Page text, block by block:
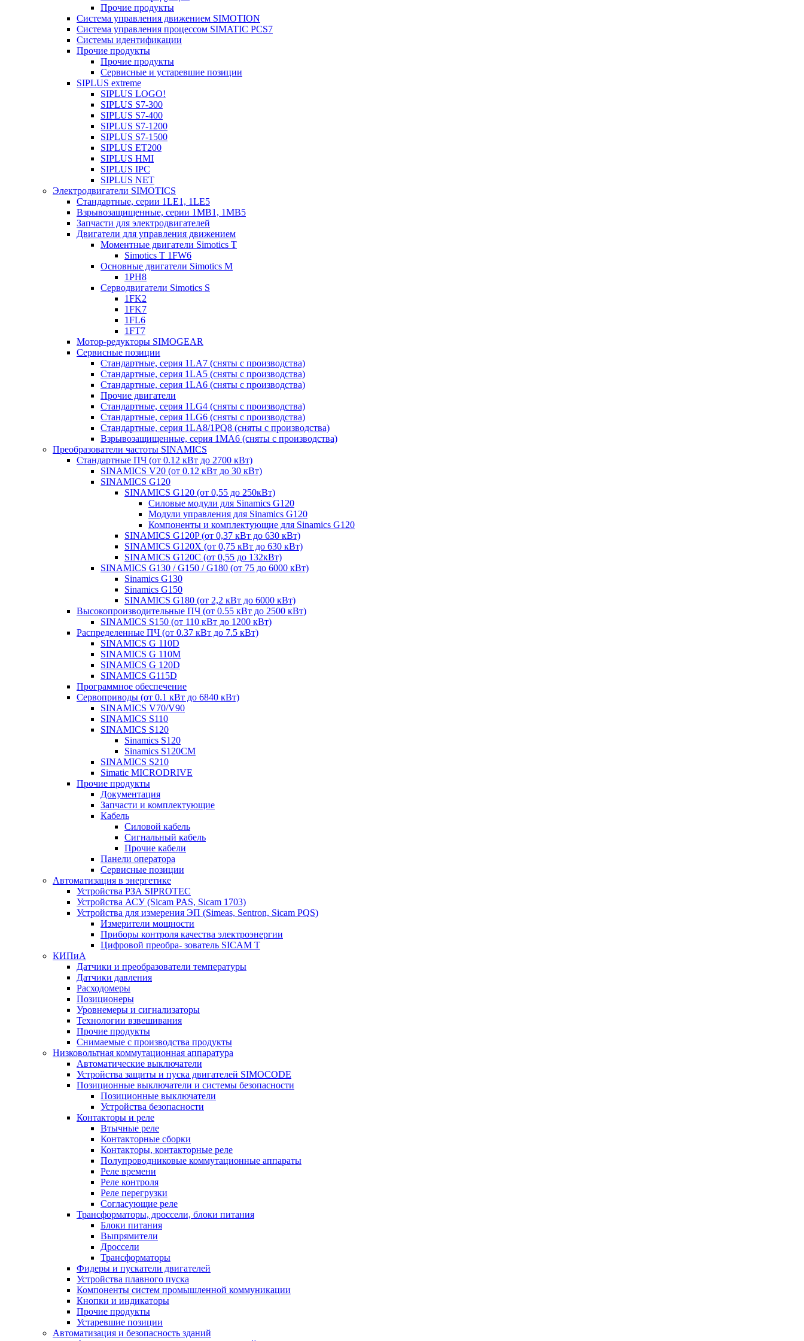
Прочие продукты
Система управления движением SIMOTION
Система управления процессом SIMATIC PCS7
Системы идентификации
Прочие продукты
Прочие продукты
Сервисные и устаревшие позиции
SIPLUS extreme
SIPLUS LOGO!
SIPLUS S7-300
SIPLUS S7-400
SIPLUS S7-1200
SIPLUS S7-1500
SIPLUS ET200
SIPLUS HMI
SIPLUS IPC
SIPLUS NET
Электродвигатели SIMOTICS
Стандартные, серии 1LE1, 1LE5
Взрывозащищенные, серии 1MB1, 1MB5
Запчасти для электродвигателей
Двигатели для управления движением
Моментные двигатели Simotics T
Simotics T 1FW6
Основные двигатели Simotics M
1PH8
Серводвигатели Simotics S
1FK2
1FK7
1FL6
1FT7
Мотор-редукторы SIMOGEAR
Сервисные позиции
Стандартные, серия 1LA7 (сняты с производства)
Стандартные, серия 1LA5 (сняты с производства)
Стандартные, серия 1LA6 (сняты с производства)
Прочие двигатели
Стандартные, серия 1LG4 (сняты с производства)
Стандартные, серия 1LG6 (сняты с производства)
Стандартные, серия 1LA8/1PQ8 (сняты с производства)
Взрывозащищенные, серия 1MA6 (сняты с производства)
Преобразователи частоты SINAMICS
Стандартные ПЧ (от 0.12 кВт до 2700 кВт)
SINAMICS V20 (от 0.12 кВт до 30 кВт)
SINAMICS G120
SINAMICS G120 (от 0,55 до 250кВт)
Силовые модули для Sinamics G120
Модули управления для Sinamics G120
Компоненты и комплектующие для Sinamics G120
SINAMICS G120P (от 0,37 кВт до 630 кВт)
SINAMICS G120X (от 0,75 кВт до 630 кВт)
SINAMICS G120C (от 0,55 до 132кВт)
SINAMICS G130 / G150 / G180 (от 75 до 6000 кВт)
Sinamics G130
Sinamics G150
SINAMICS G180 (от 2,2 кВт до 6000 кВт)
Высокопроизводительные ПЧ (от 0.55 кВт до 2500 кВт)
SINAMICS S150 (от 110 кВт до 1200 кВт)
Распределенные ПЧ (от 0.37 кВт до 7.5 кВт)
SINAMICS G 110D
SINAMICS G 110M
SINAMICS G 120D
SINAMICS G115D
Программное обеспечение
Сервоприводы (от 0.1 кВт до 6840 кВт)
SINAMICS V70/V90
SINAMICS S110
SINAMICS S120
Sinamics S120
Sinamics S120CM
SINAMICS S210
Simatic MICRODRIVE
Прочие продукты
Документация
Запчасти и комплектующие
Кабель
Силовой кабель
Сигнальный кабель
Прочие кабели
Панели оператора
Сервисные позиции
Автоматизация в энергетике
Устройства РЗА SIPROTEC
Устройства АСУ (Sicam PAS, Sicam 1703)
Устройства для измерения ЭП (Simeas, Sentron, Sicam PQS)
Измерители мощности
Приборы контроля качества электроэнергии
Цифровой преобра- зователь SICAM T
КИПиА
Датчики и преобразователи температуры
Датчики давления
Расходомеры
Позиционеры
Уровнемеры и сигнализаторы
Технологии взвешивания
Прочие продукты
Снимаемые с производства продукты
Низковольтная коммутационная аппаратура
Автоматические выключатели
Устройства защиты и пуска двигателей SIMOCODE
Позиционные выключатели и системы безопасности
Позиционные выключатели
Устройства безопасности
Контакторы и реле
Втычные реле
Контакторные сборки
Контакторы, контакторные реле
Полупроводниковые коммутационные аппараты
Реле времени
Реле контроля
Реле перегрузки
Согласующие реле
Трансформаторы, дроссели, блоки питания
Блоки питания
Выпрямители
Дроссели
Трансформаторы
Фидеры и пускатели двигателей
Устройства плавного пуска
Компоненты систем промышленной коммуникации
Кнопки и индикаторы
Прочие продукты
Устаревшие позиции
Автоматизация и безопасность зданий